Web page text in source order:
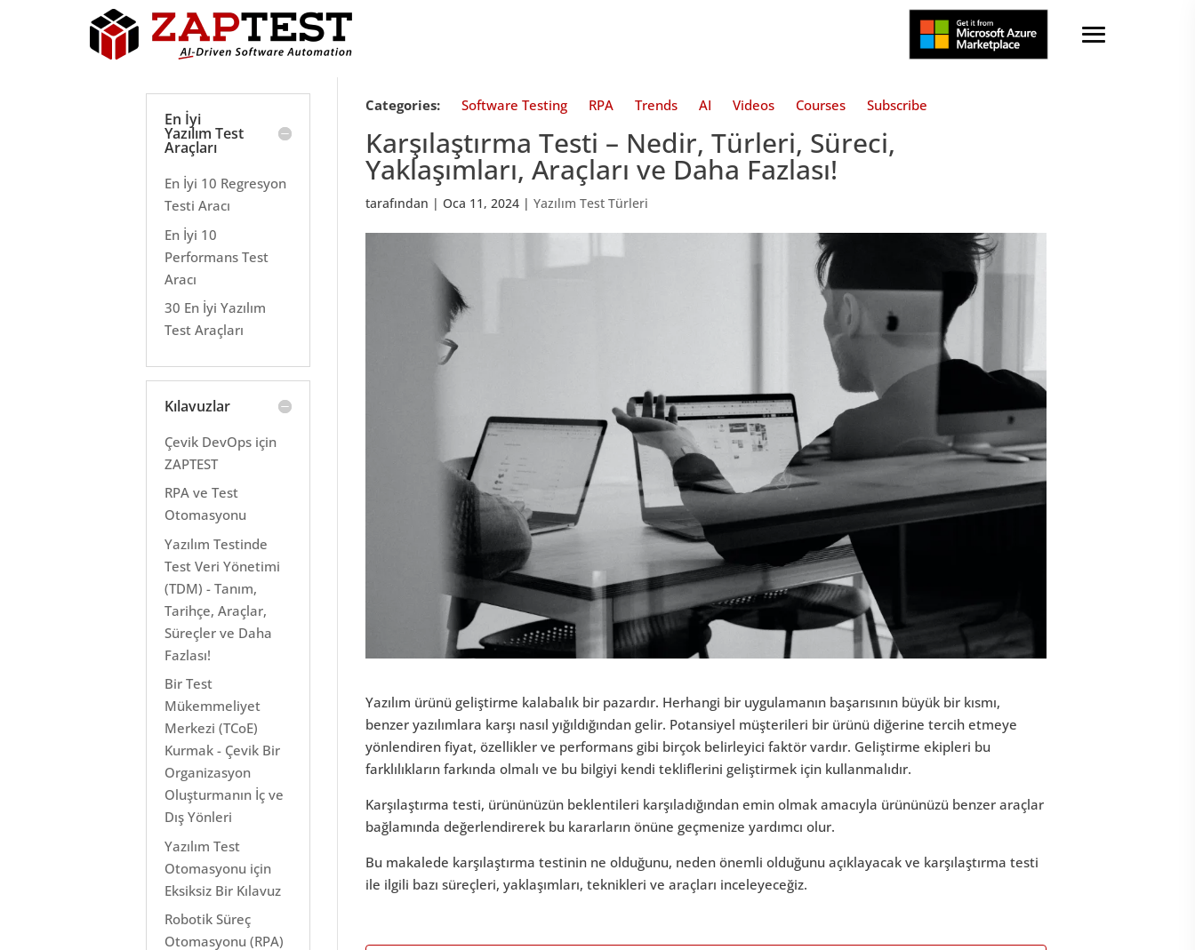
Categories: Software Testing RPA Trends AI Videos Courses Subscribe
Karşılaştırma Testi – Nedir, Türleri, Süreci,
Yaklaşımları, Araçları ve Daha Fazlası!
tarafından |Oca 11, 2024 |Yazılım Test Türleri
Yazılım ürünü geliştirme kalabalık bir pazardır. Herhangi bir uygulamanın başarısının büyük bir kısmı,
benzer yazılımlara karşı nasıl yığıldığından gelir. Potansiyel müşterileri bir ürünü diğerine tercih etmeye
yönlendiren fiyat, özellikler ve performans gibi birçok belirleyici faktör vardır. Geliştirme ekipleri bu
farklılıkların farkında olmalı ve bu bilgiyi kendi tekliflerini geliştirmek için kullanmalıdır.
Karşılaştırma testi, ürününüzün beklentileri karşıladığından emin olmak amacıyla ürününüzü benzer araçlar
bağlamında değerlendirerek bu kararların önüne geçmenize yardımcı olur.
Bu makalede karşılaştırma testinin ne olduğunu, neden önemli olduğunu açıklayacak ve karşılaştırma testi
ile ilgili bazı süreçleri, yaklaşımları, teknikleri ve araçları inceleyeceğiz.
En İyi
Yazılım Test
Araçları
En İyi 10 Regresyon
Testi Aracı
En İyi 10
Performans Test
Aracı
30 En İyi Yazılım
Test Araçları
Kılavuzlar
Çevik DevOps için
ZAPTEST
RPA ve Test
Otomasyonu
Yazılım Testinde
Test Veri Yönetimi
(TDM) - Tanım,
Tarihçe, Araçlar,
Süreçler ve Daha
Fazlası!
Bir Test
Mükemmeliyet
Merkezi (TCoE)
Kurmak - Çevik Bir
Organizasyon
Oluşturmanın İç ve
Dış Yönleri
Yazılım Test
Otomasyonu için
Eksiksiz Bir Kılavuz
Robotik Süreç
Otomasyonu (RPA)